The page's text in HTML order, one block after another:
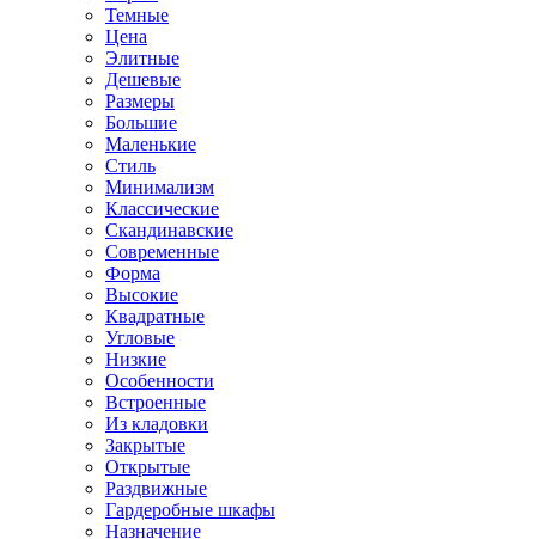
Темные
Цена
Элитные
Дешевые
Размеры
Большие
Маленькие
Стиль
Минимализм
Классические
Скандинавские
Современные
Форма
Высокие
Квадратные
Угловые
Низкие
Особенности
Встроенные
Из кладовки
Закрытые
Открытые
Раздвижные
Гардеробные шкафы
Назначение